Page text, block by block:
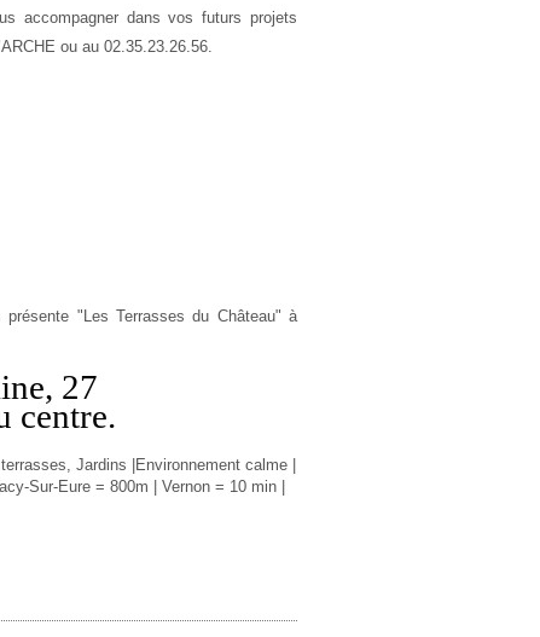
accompagner dans vos futurs projets
ou au 02.35.23.26.56.
"Les Terrasses du Château" à
27
centre.
Jardins |
Environnement calme |
Sur-Eure = 800m | Vernon = 10 min |